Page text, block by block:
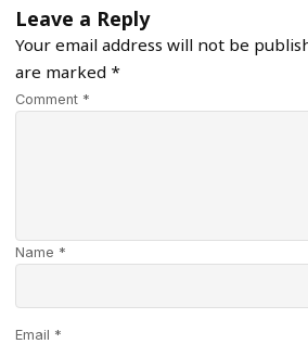
Leave a Reply
Your email address will not be
are marked *
Comment *
Name *
Email *